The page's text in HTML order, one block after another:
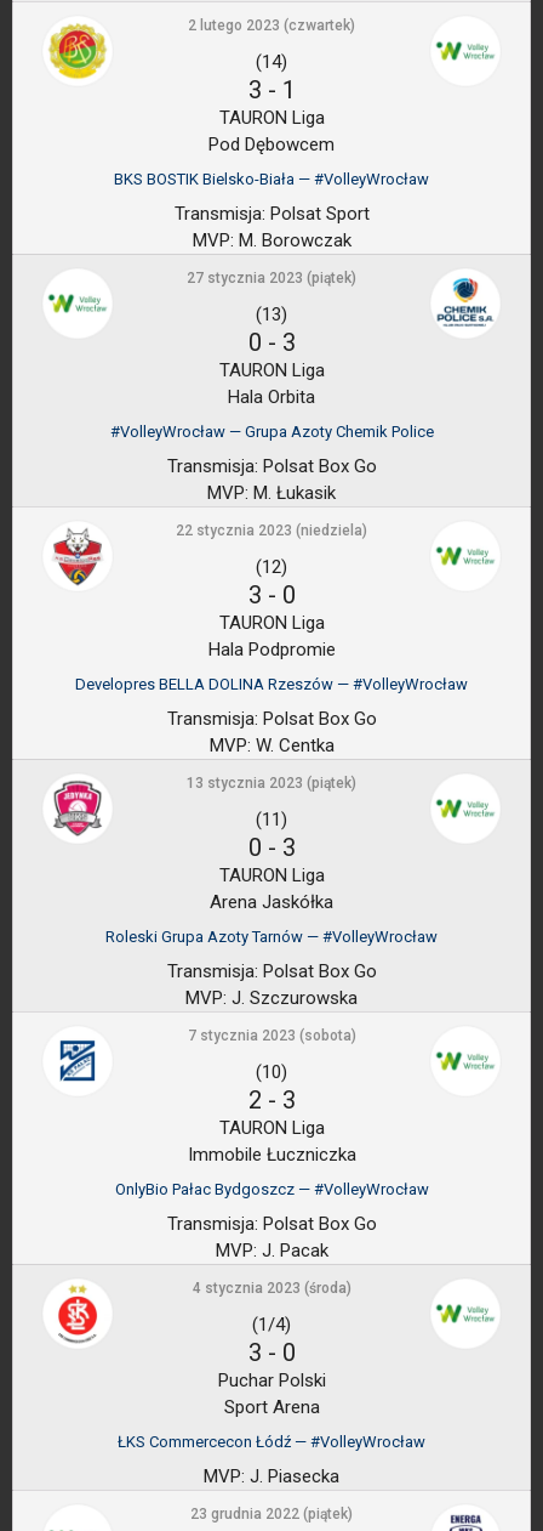
2 lutego 2023 (czwartek)
(14)
3 - 1
TAURON Liga
Pod Dębowcem
BKS BOSTIK Bielsko-Biała — #VolleyWrocław
Transmisja: Polsat Sport
MVP: M. Borowczak
27 stycznia 2023 (piątek)
(13)
0 - 3
TAURON Liga
Hala Orbita
#VolleyWrocław — Grupa Azoty Chemik Police
Transmisja: Polsat Box Go
MVP: M. Łukasik
22 stycznia 2023 (niedziela)
(12)
3 - 0
TAURON Liga
Hala Podpromie
Developres BELLA DOLINA Rzeszów — #VolleyWrocław
Transmisja: Polsat Box Go
MVP: W. Centka
13 stycznia 2023 (piątek)
(11)
0 - 3
TAURON Liga
Arena Jaskółka
Roleski Grupa Azoty Tarnów — #VolleyWrocław
Transmisja: Polsat Box Go
MVP: J. Szczurowska
7 stycznia 2023 (sobota)
(10)
2 - 3
TAURON Liga
Immobile Łuczniczka
OnlyBio Pałac Bydgoszcz — #VolleyWrocław
Transmisja: Polsat Box Go
MVP: J. Pacak
4 stycznia 2023 (środa)
(1/4)
3 - 0
Puchar Polski
Sport Arena
ŁKS Commercecon Łódź — #VolleyWrocław
MVP: J. Piasecka
23 grudnia 2022 (piątek)